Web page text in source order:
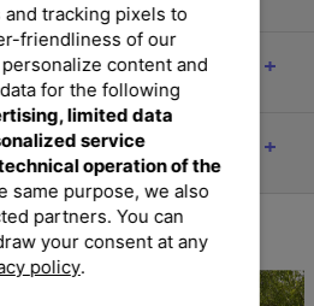
Materialien
and tracking pixels to
friendliness of our
content and
for the following
limited data
service
operation of the
same purpose, we also
partners. You can
your consent at any
policy.